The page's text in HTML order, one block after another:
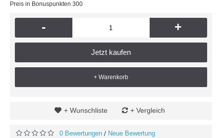
Preis in Bonuspunkten 300
- +
Jetzt kaufen
+ Warenkorb
+ Wunschliste + Vergleich
0 Bewertungen / Neue Bewertung